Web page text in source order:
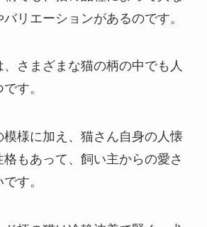
リエーションがあるのです。
さまざまな猫の柄の中でも人
す。
模様に加え、猫さん自身の人懐
もあって、飼い主からの愛さ
す。